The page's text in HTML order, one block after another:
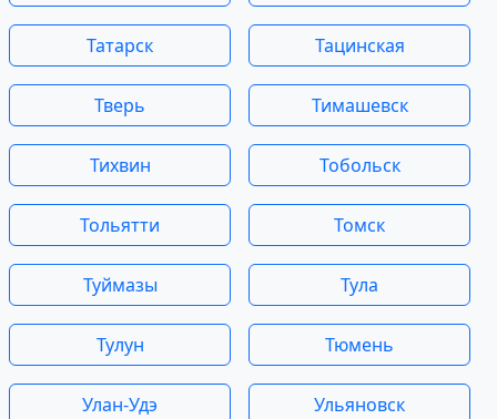
Татарск Тацинская
Тверь Тимашевск
Тихвин Тобольск
Тольятти Томск
Туймазы Тула
Тулун Тюмень
Улан-Удэ Ульяновск